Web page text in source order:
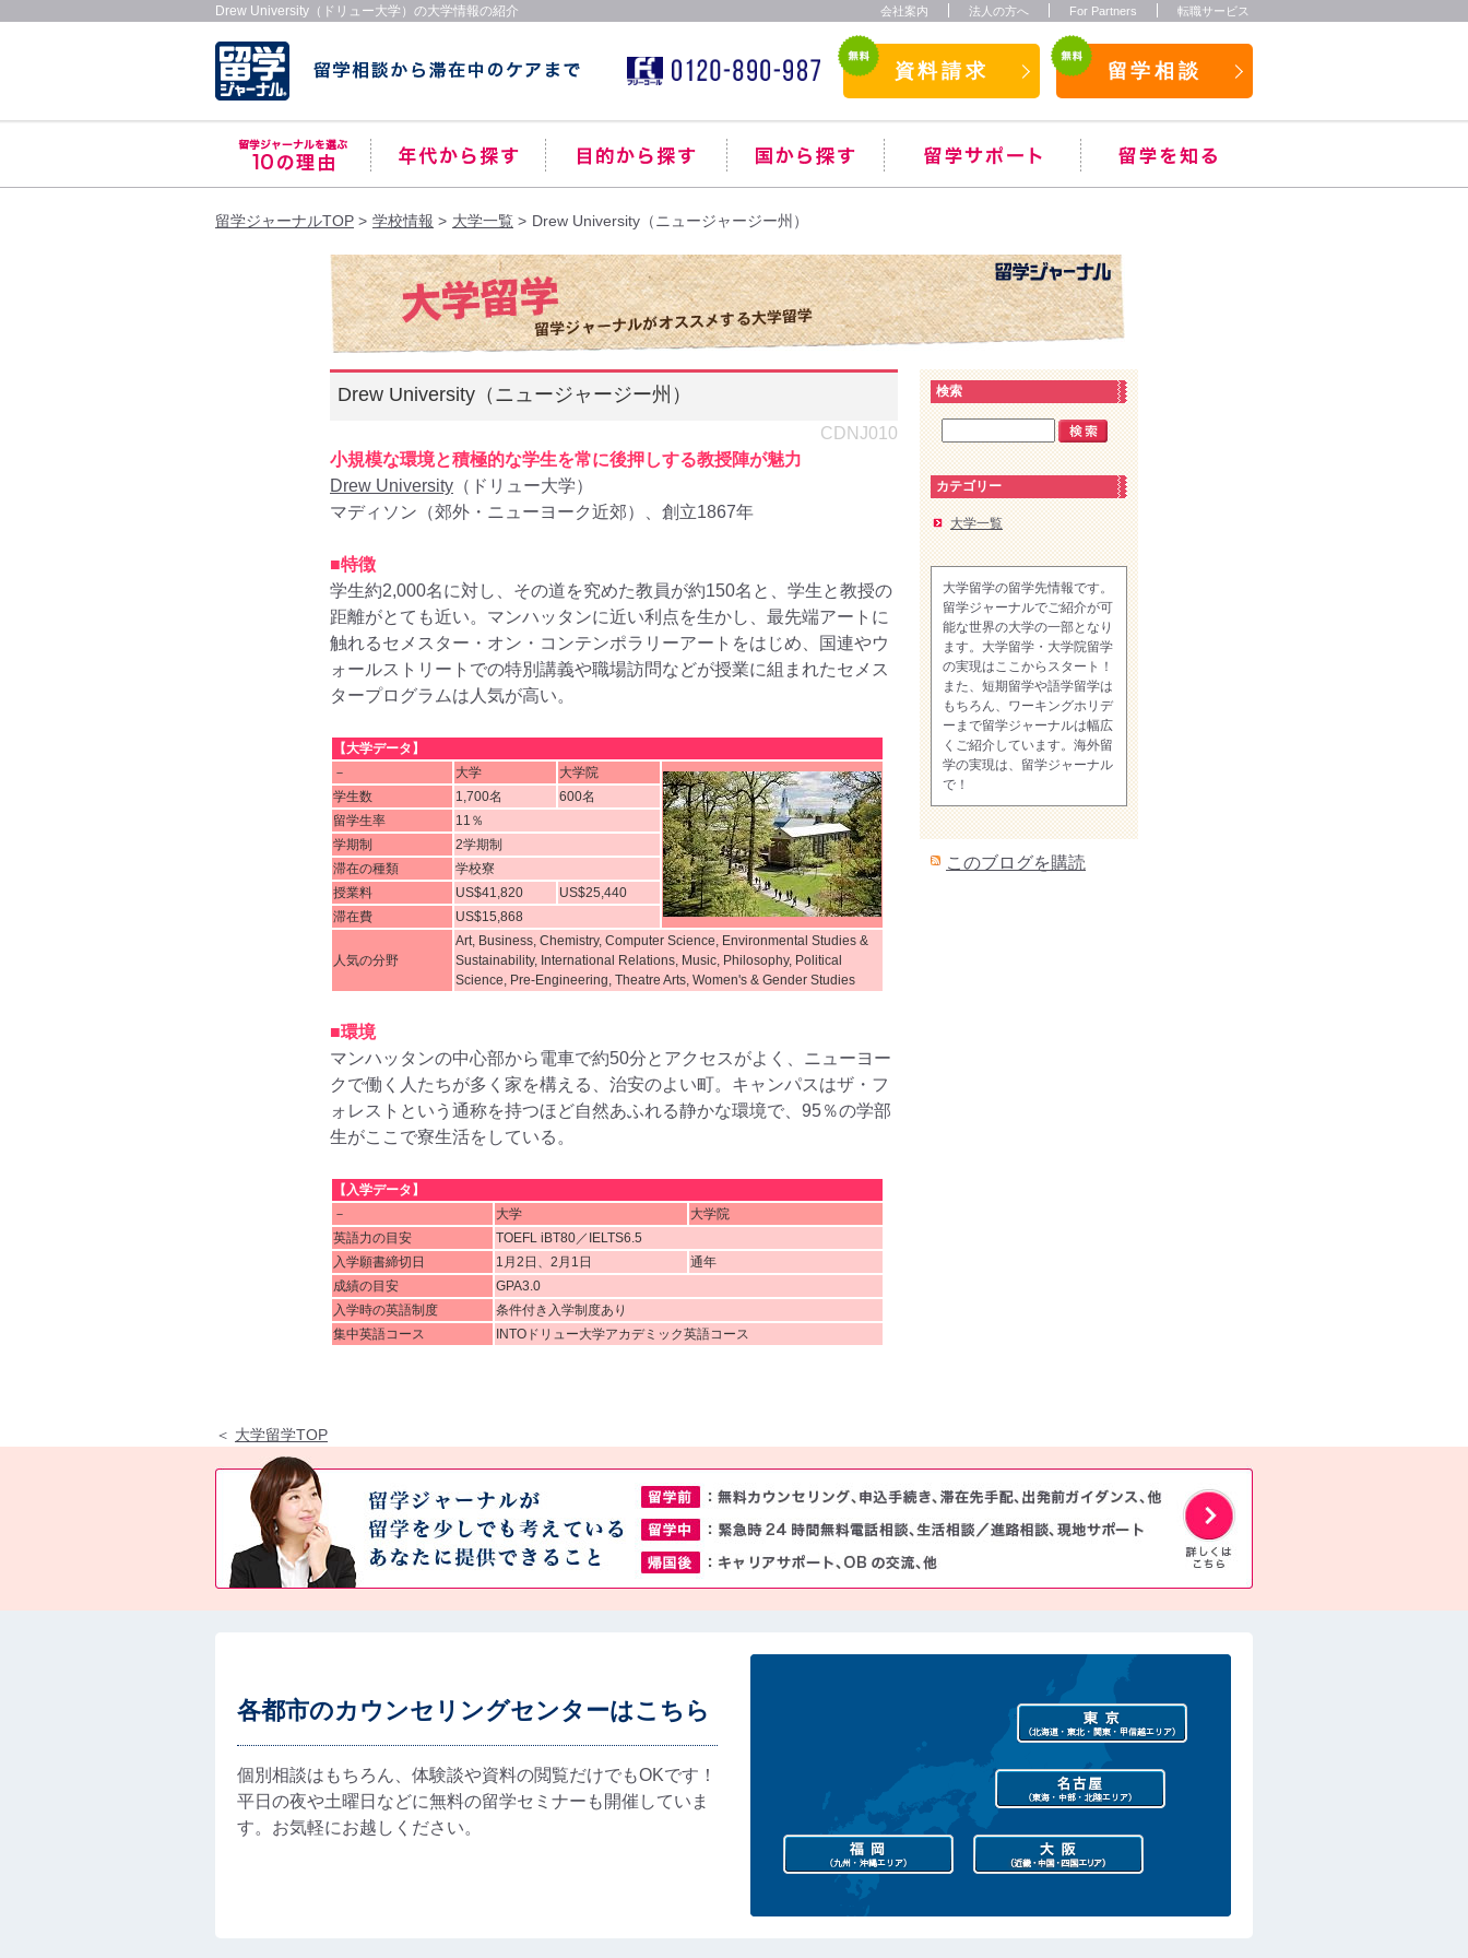
Drew University（ドリュー大学）の大学情報の紹介 会社案内 法人の方へ For Partners 転職サービス
資料請求 留学相談
留学ジャーナルTOP 学校情報 大学一覧 Drew University（ニュージャージー州）
Drew University（ニュージャージー州）
CDNJ010
小規模な環境と積極的な学生を常に後押しする教授陣が魅力
Drew University （ドリュー大学）
マディソン（郊外・ニューヨーク近郊）、創立1867年
■特徴
学生約2,000名に対し、その道を究めた教員が約150名と、学生と教授の
距離がとても近い。マンハッタンに近い利点を生かし、最先端アートに
触れるセメスター・オン・コンテンポラリーアートをはじめ、国連やウ
ォールストリートでの特別講義や職場訪問などが授業に組まれたセメス
タープログラムは人気が高い。
【大学データ】
－
大学
大学院
学生数
1,700名
600名
留学生率
11％
学期制
2学期制
滞在の種類
学校寮
授業料
US$41,820
US$25,440
滞在費
US$15,868
人気の分野
Art, Business, Chemistry, Computer Science, Environmental Studies &
Sustainability, International Relations, Music, Philosophy, Political
Science, Pre-Engineering, Theatre Arts, Women's & Gender Studies
■環境
マンハッタンの中心部から電車で約50分とアクセスがよく、ニューヨー
クで働く人たちが多く家を構える、治安のよい町。キャンパスはザ・フ
ォレストという通称を持つほど自然あふれる静かな環境で、95％の学部
生がここで寮生活をしている。
【入学データ】
－
大学
大学院
英語力の目安
TOEFL iBT80／IELTS6.5
入学願書締切日
1月2日、2月1日
通年
成績の目安
GPA3.0
入学時の英語制度
条件付き入学制度あり
集中英語コース
INTOドリュー大学アカデミック英語コース
検索
カテゴリー
大学一覧
大学留学の留学先情報です。
留学ジャーナルでご紹介が可
能な世界の大学の一部となり
ます。大学留学・大学院留学
の実現はここからスタート！
また、短期留学や語学留学は
もちろん、ワーキングホリデ
ーまで留学ジャーナルは幅広
くご紹介しています。海外留
学の実現は、留学ジャーナル
で！
このブログを購読
＜ 大学留学TOP
各都市のカウンセリングセンターはこちら
個別相談はもちろん、体験談や資料の閲覧だけでもOKです！
平日の夜や土曜日などに無料の留学セミナーも開催していま
す。お気軽にお越しください。